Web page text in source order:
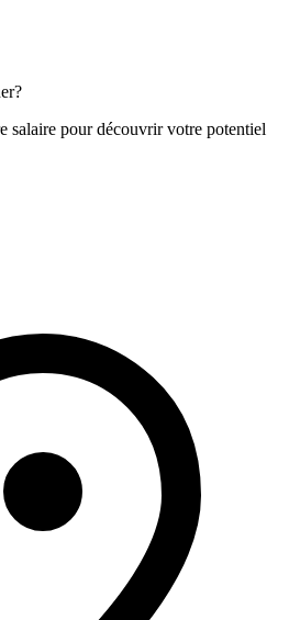
salaire pour découvrir votre potentiel